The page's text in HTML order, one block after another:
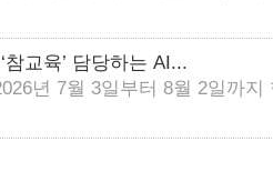
교육’ 담당하는 AI...
년 7월 3일부터 8월 2일까